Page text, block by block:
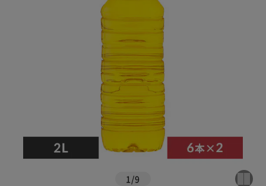
1 /9
※ご確認ください
カートに入れる 購入手続きへ